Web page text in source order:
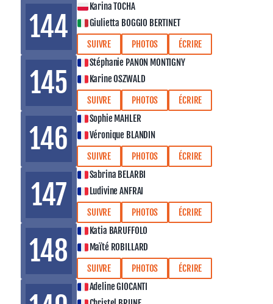
144
Karina TOCHA
Giulietta BOGGIO BERTINET
SUIVRE
PHOTOS ÉCRIRE
145
Stéphanie PANON MONTIGNY
Karine OSZWALD
SUIVRE
PHOTOS ÉCRIRE
146
Sophie MAHLER
Véronique BLANDIN
SUIVRE
PHOTOS ÉCRIRE
147
Sabrina BELARBI
Ludivine ANFRAI
SUIVRE
PHOTOS ÉCRIRE
148
Katia BARUFFOLO
Maïté ROBILLARD
SUIVRE
PHOTOS ÉCRIRE
Adeline GIOCANTI